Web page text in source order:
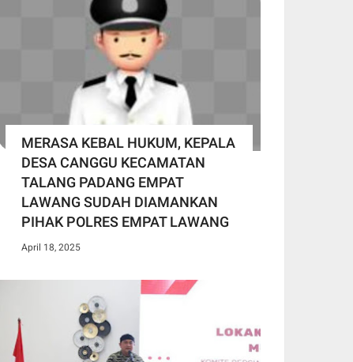
MERASA KEBAL HUKUM, KEPALA
DESA CANGGU KECAMATAN
TALANG PADANG EMPAT
LAWANG SUDAH DIAMANKAN
PIHAK POLRES EMPAT LAWANG
April 18, 2025